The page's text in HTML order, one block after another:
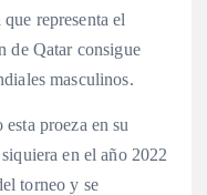
representa el
de Qatar consigue
masculinos.
proeza en su
en el año 2022
torneo y se